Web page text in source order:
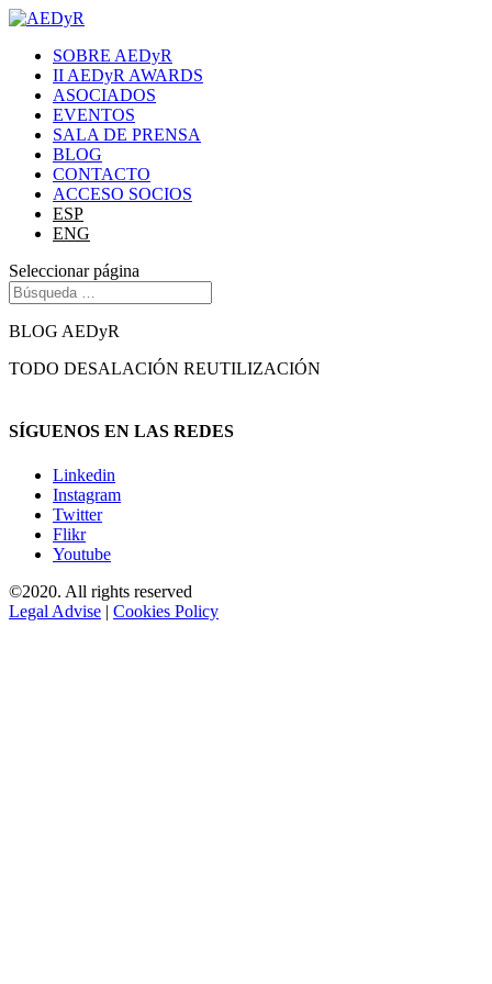
SOBRE AEDyR
II AEDyR AWARDS
ASOCIADOS
EVENTOS
SALA DE PRENSA
BLOG
CONTACTO
ACCESO SOCIOS
ESP
ENG
Seleccionar página
BLOG AEDyR
TODO DESALACIÓN REUTILIZACIÓN
SÍGUENOS EN LAS REDES
Linkedin
Instagram
Twitter
Flikr
Youtube
©2020. All rights reserved
Legal Advise | Cookies Policy